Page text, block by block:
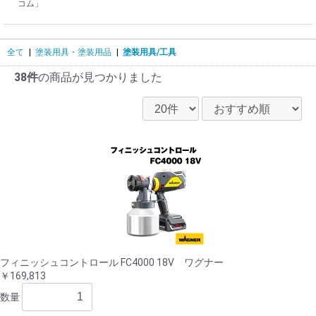
コム」
全て | 塗装用具・塗装用品 | 塗装用具/工具
38件の商品が見つかりました
フィニッシュコントロール FC4000 18V ワグナー
￥169,813
数量